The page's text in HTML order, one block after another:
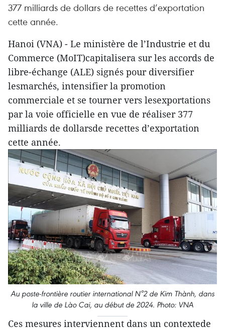
377 milliards de dollars de recettes d’exportation
cette année.
Hanoi (VNA) - Le ministère de l’Industrie et du
Commerce (MoIT)capitalisera sur les accords de
libre-échange (ALE) signés pour diversifier
lesmarchés, intensifier la promotion
commerciale et se tourner vers lesexportations
par la voie officielle en vue de réaliser 377
milliards de dollarsde recettes d’exportation
cette année.
Au poste-frontière routier international N°2 de Kim Thành, dans
la ville de Lào Cai, au début de 2024. Photo: VNA
Ces mesures interviennent dans un contextede